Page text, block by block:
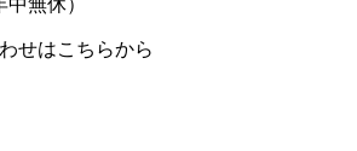
中無休）
せはこちらから